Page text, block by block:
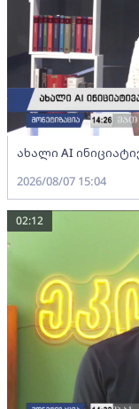
ახალი AI
2026/08/07 15:04
02:12